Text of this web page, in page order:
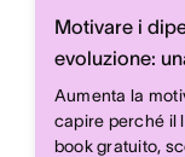
Motivare i
evoluzione:
Aumenta la
capire perché il
book gratuito,